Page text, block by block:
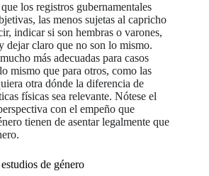
los registros gubernamentales
las menos sujetas al capricho
indicar si son hembras o varones,
dejar claro que no son lo mismo.
más adecuadas para casos
mismo que para otros, como las
otra dónde la diferencia de
físicas sea relevante. Nótese el
con el empeño que
tienen de asentar legalmente que
de género